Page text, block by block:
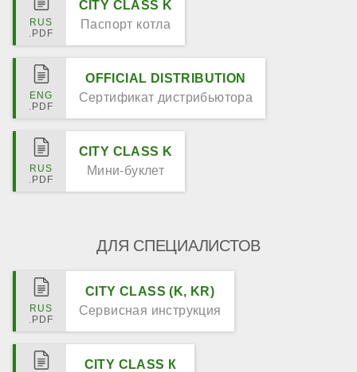
CITY CLASS K
Паспорт котла
OFFICIAL DISTRIBUTION
Сертификат дистрибьютора
CITY CLASS K
Мини-буклет
ДЛЯ СПЕЦИАЛИСТОВ
CITY CLASS (K, KR)
Сервисная инструкция
CITY CLASS К